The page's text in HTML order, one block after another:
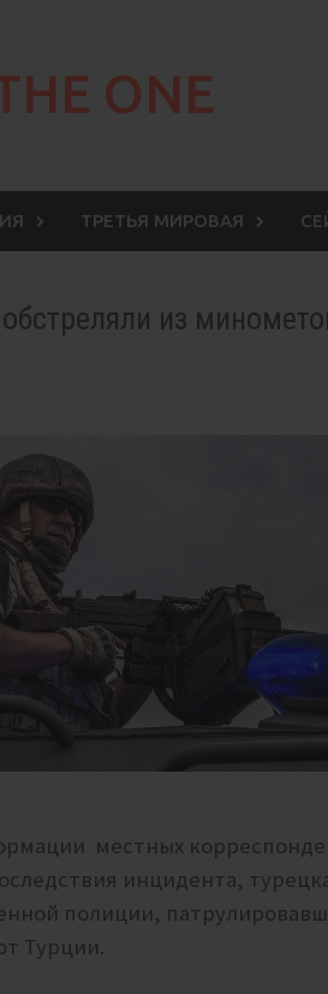
ONE
ТРЕТЬЯ МИРОВАЯ
из
местных
инцидента,
полиции,
Турции.